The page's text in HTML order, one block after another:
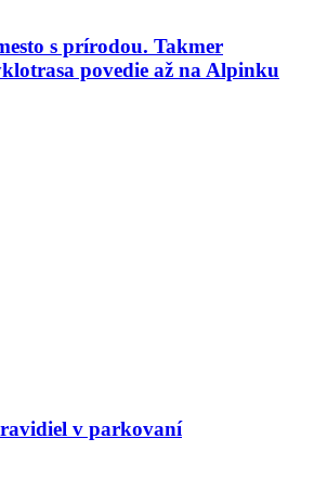
s prírodou. Takmer
povedie až na Alpinku
v parkovaní